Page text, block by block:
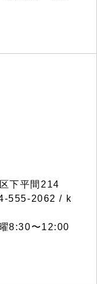
下平間214
555-2062 / k
8:30〜12:00